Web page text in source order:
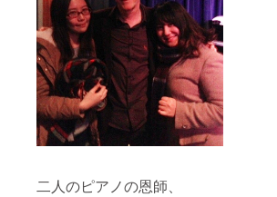
二人のピアノの恩師、